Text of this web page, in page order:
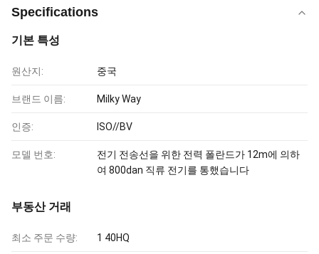
Specifications
기본 특성
원산지: 중국
브랜드 이름: Milky Way
인증: ISO//BV
모델 번호:
전기 전송선을 위한 전력 폴란드가 12m에 의하
여 800dan 직류 전기를 통했습니다
부동산 거래
최소 주문 수량: 1 40HQ